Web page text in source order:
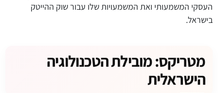
העסקי המשמעותי ואת המשמעויות שלו עבור שוק ההייטק
בישראל.
מטריקס: מובילת הטכנולוגיה
הישראלית